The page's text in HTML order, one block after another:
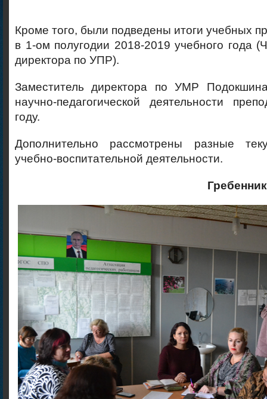
Кроме того, были подведены итоги учебных
в 1-ом полугодии 2018-2019 учебного года
директора по УПР).
Заместитель директора по УМР
научно-педагогической деятельности
году.
Дополнительно рассмотрены разные
учебно-воспитательной деятельности.